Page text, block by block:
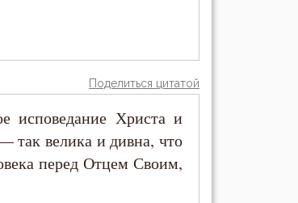
Поделиться цитатой
исповедание Христа и
так велика и дивна, что
перед Отцем Своим,